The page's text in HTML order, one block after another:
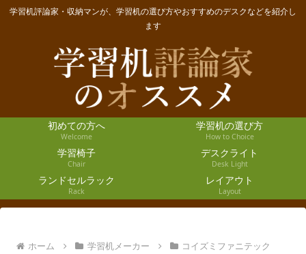
学習机評論家・収納マンが、学習机の選び方やおすすめのデスクなどを紹介し
ます
初めての方へ
Welcome
学習机の選び方
How to Choice
学習椅子
Chair
デスクライト
Desk Light
ランドセルラック
Rack
レイアウト
Layout
ホーム 学習机メーカー コイズミファニテック